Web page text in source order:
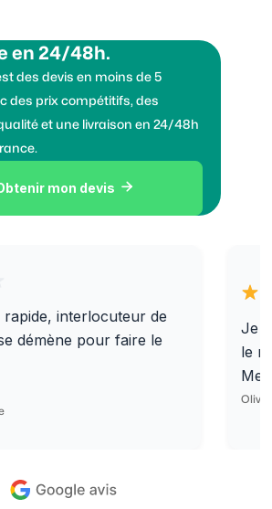
en 24/48h.
des devis en moins de 5
des prix compétitifs, des
et une livraison en 24/48h
mon devis 
rapide, interlocuteur de
démène pour faire le
Je
le